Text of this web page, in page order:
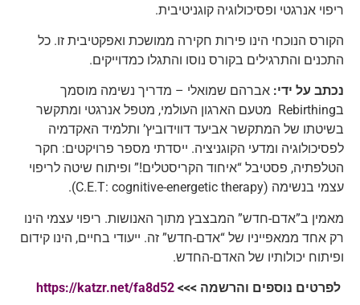
ריפוי אנרגטי ופסיכולוגיה קוגניטיבית.
הקורס הנוכחי הינו פירות חקירה ממושכת ואפקטיבית זו. כל
התכנים והתרגילים בקורס נוסו והתגלו כמדוייקים.
נכתב על ידי: אברהם שמואלי – מדריך נשימה מוסמך
בRebirthing מטעם הארגון העולמי, מטפל אנרגטי ומתקשר
בשיטתו של המתקשר אביעד דווידוביץ’ ותלמיד האקדמיה
לפסיכולוגיה ומדעי הקוגניציה. ייסדתי מספר פרויקטים: חקר
הטלפתיה, פסטיבל “איחוד הקריסטלים!” ופיתוח שיטה לריפוי
עצמי בנשימה (C.E.T: cognitive-energetic therapy).
מאמין ב”אדם-חדש” המבצבץ מתוך האנושות. ריפוי עצמי הינו
רק אחד ממאפייניו של “אדם-חדש” זה. ייעודי בחיים, הינו קידום
ופיתוח יכולותיו של האדם-החדש.
לפרטים נוספים והרשמה >>> https://katzr.net/fa8d52